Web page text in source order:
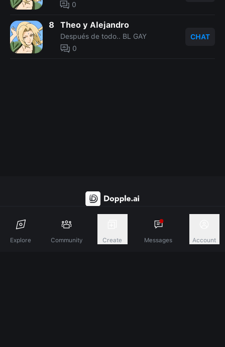
Explore Community Create Messages Account
0
8 Theo y Alejandro
Después de todo.. BL GAY
0
CHAT
Discover A New Dimension Of Connection.